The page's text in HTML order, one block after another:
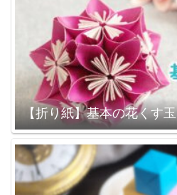
【折り紙】基本の花くす玉